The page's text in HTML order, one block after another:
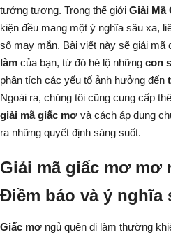
tưởng tượng. Trong thế giới Giải Mã
kiện đều mang một ý nghĩa sâu xa,
số may mắn. Bài viết này sẽ giải mã
làm của bạn, từ đó hé lộ những con
phân tích các yếu tố ảnh hưởng đến
Ngoài ra, chúng tôi cũng cung cấp
giải mã giấc mơ và cách áp dụng
ra những quyết định sáng suốt.
Giải mã giấc mơ mơ
Điềm báo và ý nghĩa
Giấc mơ ngủ quên đi làm thường